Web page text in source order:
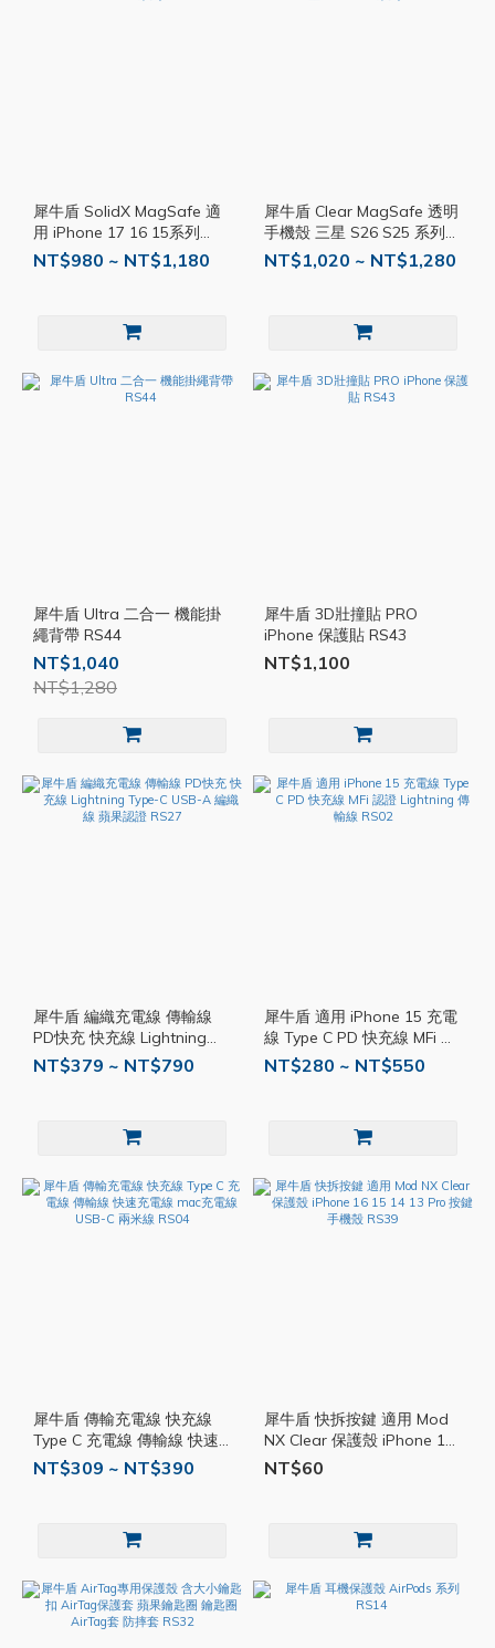
犀牛盾 SolidX MagSafe 適
用 iPhone 17 16 15系列
RS47
NT$980 ~ NT$1,180
犀牛盾 Clear MagSafe 透明
手機殼 三星 S26 S25 系列
RS06
NT$1,020 ~ NT$1,280
犀牛盾 Ultra 二合一 機能掛
繩背帶 RS44
NT$1,040
NT$1,280
犀牛盾 3D壯撞貼 PRO
iPhone 保護貼 RS43
NT$1,100
犀牛盾 編織充電線 傳輸線
PD快充 快充線 Lightning
Type-C USB-A 編織線 蘋果
認證 RS27
NT$379 ~ NT$790
犀牛盾 適用 iPhone 15 充電
線 Type C PD 快充線 MFi 認
證 Lightning 傳輸線 RS02
NT$280 ~ NT$550
犀牛盾 傳輸充電線 快充線
Type C 充電線 傳輸線 快速
充電線 mac充電線 USB-C
兩米線 RS04
NT$309 ~ NT$390
犀牛盾 快拆按鍵 適用 Mod
NX Clear 保護殼 iPhone 16
15 14 13 Pro 按鍵 手機殼
RS39
NT$60